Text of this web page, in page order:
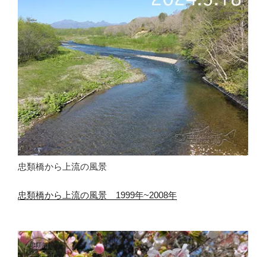
忠類橋から上流の風景
忠類橋から上流の風景 1999年~2008年